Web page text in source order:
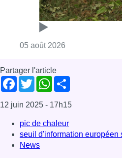
05 août 2026
Partager l'article
Facebook
TwitterWhatsApp
12 juin 2025 - 17h15
pic de chaleur
seuil d'information européen
News